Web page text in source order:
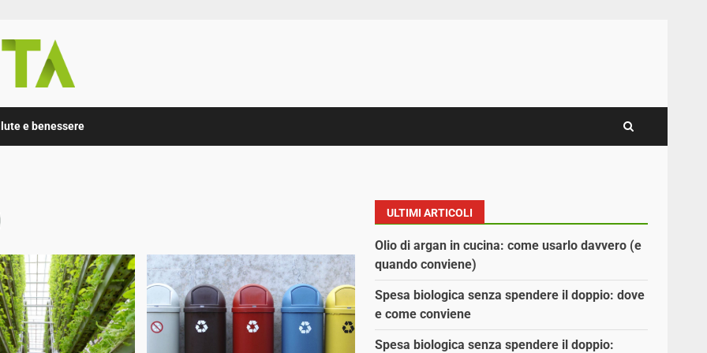
e benessere
ULTIMI ARTICOLI
Olio di argan in cucina: come usarlo davvero (e
quando conviene)
Spesa biologica senza spendere il doppio: dove
e come conviene
Spesa biologica senza spendere il doppio: